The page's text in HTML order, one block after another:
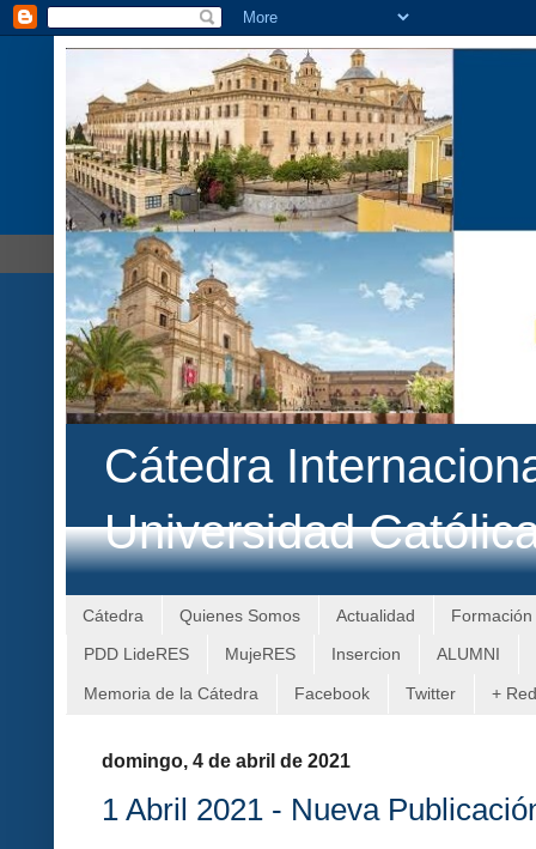
Cátedra
Universidad
Cátedra Quienes Somos Actualidad Formación
PDD LideRES MujeRES Insercion ALUMNI
Memoria de la Cátedra Facebook Twitter +
domingo, 4 de abril de 2021
1 Abril 2021 - Nueva